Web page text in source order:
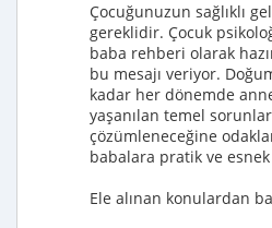
Çocuğunuzun sağlıklı
gereklidir. Çocuk
baba rehberi olarak
bu mesajı veriyor.
kadar her dönemde
yaşanılan temel
çözümleneceğine
babalara pratik ve
Ele alınan konulardan